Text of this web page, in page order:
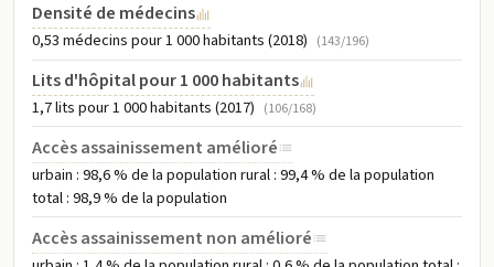
Densité de médecins
0,53 médecins pour 1 000 habitants (2018) (143/196)
Lits d'hôpital pour 1 000 habitants
1,7 lits pour 1 000 habitants (2017) (106/168)
Accès assainissement amélioré
urbain : 98,6 % de la population rural : 99,4 % de la population
total : 98,9 % de la population
Accès assainissement non amélioré